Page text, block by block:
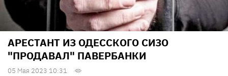
АРЕСТАНТ ИЗ ОДЕССКОГО СИЗО
"ПРОДАВАЛ" ПАВЕРБАНКИ
05 Мая 2023 10:31